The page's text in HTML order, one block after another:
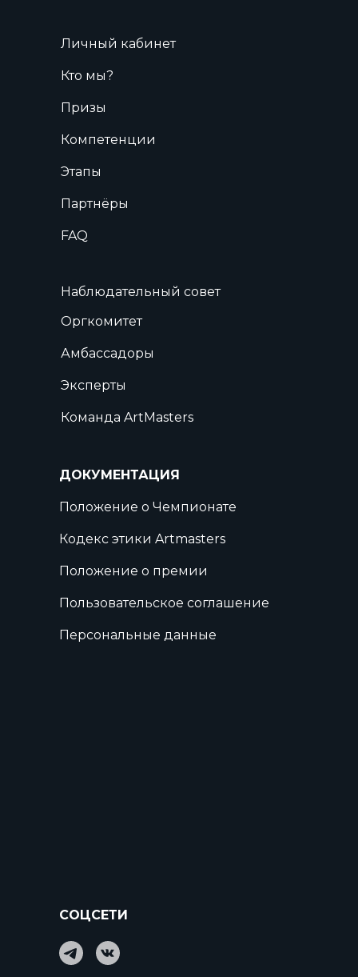
Личный кабинет
Кто мы?
Призы
Компетенции
Этапы
Партнёры
Наблюдательный совет
Оргкомитет
Амбассадоры
Эксперты
Команда ArtMasters
FAQ
Положение о Чемпионате
Кодекс этики Artmasters
Положение о премии
Пользовательское соглашение
Персональные данные
ДОКУМЕНТАЦИЯ
СОЦСЕТИ